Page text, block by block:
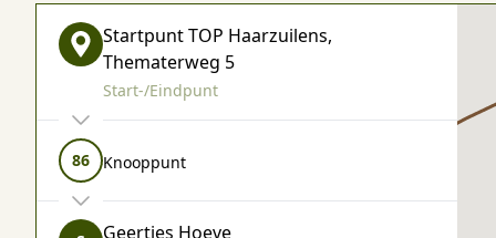
Startpunt TOP Haarzuilens,
Thematerweg 5
Start-/Eindpunt
86 Knooppunt
Geertjes Hoeve